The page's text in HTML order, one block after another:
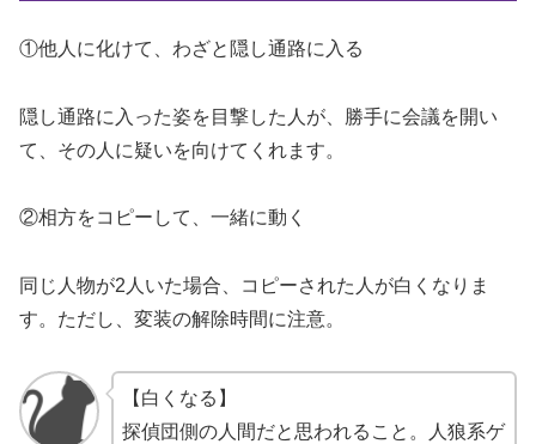
①他人に化けて、わざと隠し通路に入る
隠し通路に入った姿を目撃した人が、勝手に会議を開い
て、その人に疑いを向けてくれます。
②相方をコピーして、一緒に動く
同じ人物が2人いた場合、コピーされた人が白くなりま
す。ただし、変装の解除時間に注意。
【白くなる】
探偵団側の人間だと思われること。人狼系ゲ